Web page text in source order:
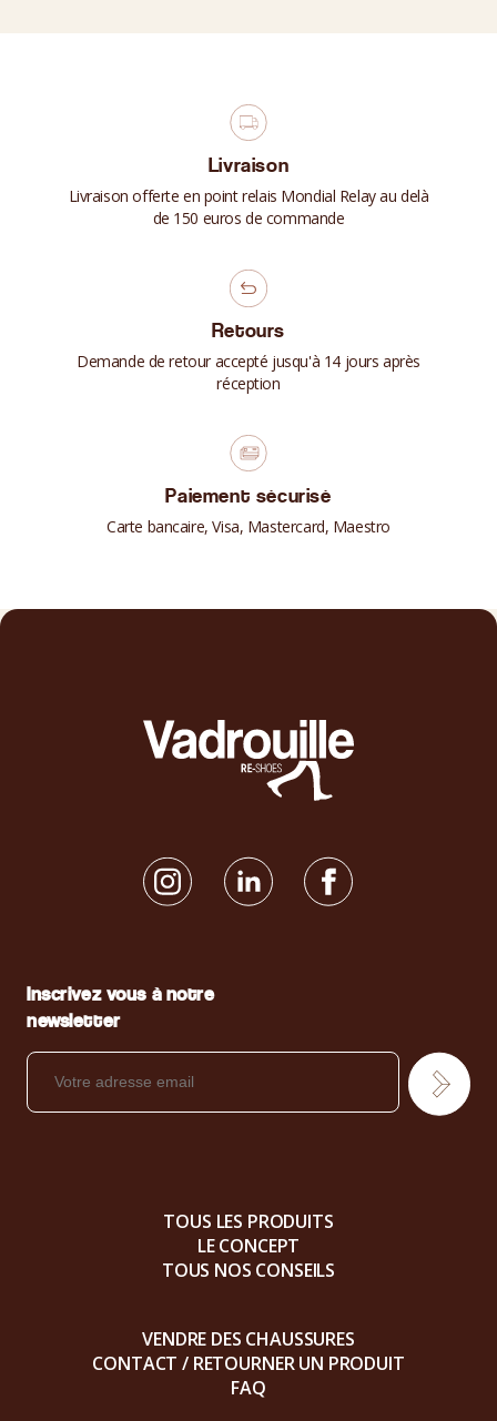
Livraison
Livraison offerte en point relais Mondial Relay au delà
de 150 euros de commande
Retours
Demande de retour accepté jusqu'à 14 jours après
réception
Paiement sécurisé
Carte bancaire, Visa, Mastercard, Maestro
Inscrivez vous à notre
newsletter
TOUS LES PRODUITS
LE CONCEPT
TOUS NOS CONSEILS
VENDRE DES CHAUSSURES
CONTACT / RETOURNER UN PRODUIT
FAQ